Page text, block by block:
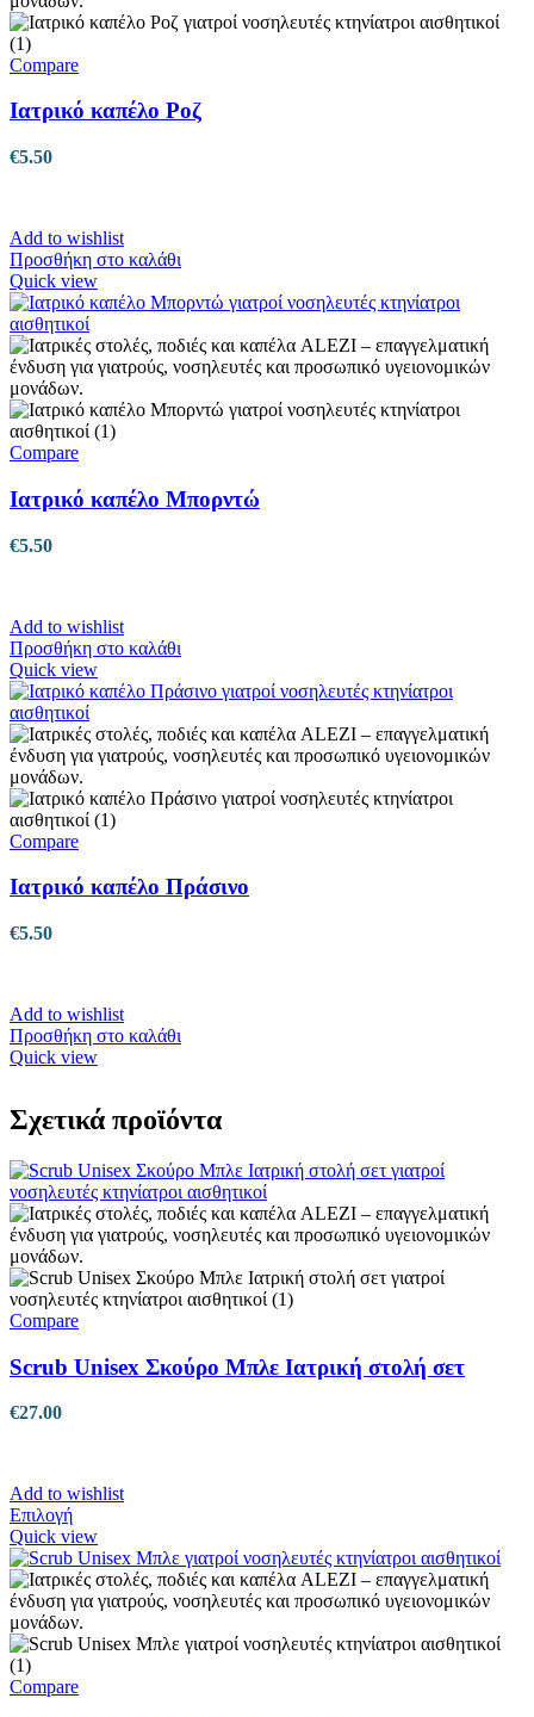
Compare
Ιατρικό καπέλο Ροζ
€5.50
Add to wishlist
Προσθήκη στο καλάθι
Quick view
Compare
Ιατρικό καπέλο Μπορντώ
€5.50
Add to wishlist
Προσθήκη στο καλάθι
Quick view
Compare
Ιατρικό καπέλο Πράσινο
€5.50
Add to wishlist
Προσθήκη στο καλάθι
Quick view
Σχετικά προϊόντα
Compare
Scrub Unisex Σκούρο Μπλε Ιατρική στολή σετ
€27.00
Add to wishlist
ΕπιλογήΑυτό
το
προϊόν
έχει
πολλαπλές
παραλλαγές.
Οι
μπορούν
Quick view
Compare